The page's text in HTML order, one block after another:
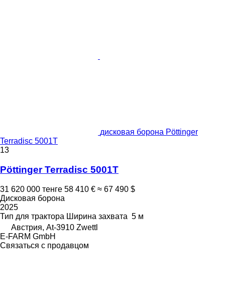
дисковая борона Pöttinger
Terradisc 5001T
13
Pöttinger Terradisc 5001T
31 620 000 тенге 58 410 € ≈ 67 490 $
Дисковая борона
2025
Тип для трактора Ширина захвата 5 м
Австрия, At-3910 Zwettl
E-FARM GmbH
Связаться с продавцом